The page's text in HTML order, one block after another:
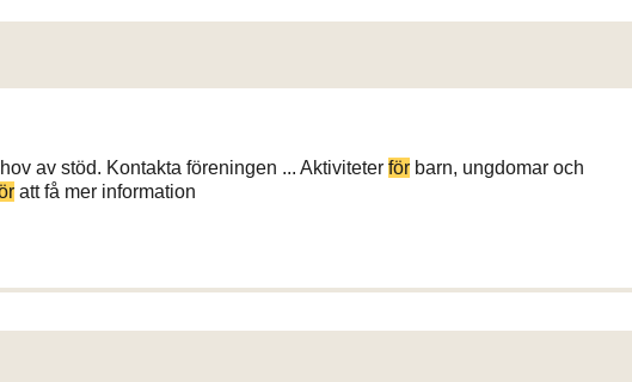
av stöd. Kontakta föreningen ... Aktiviteter för barn, ungdomar och
att få mer information